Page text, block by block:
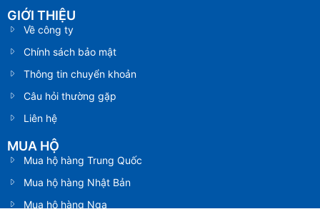
GIỚI THIỆU
Về công ty
Chính sách bảo mật
Thông tin chuyển khoản
Câu hỏi thường gặp
Liên hệ
MUA HỘ
Mua hộ hàng Trung Quốc
Mua hộ hàng Nhật Bản
Mua hộ hàng Nga